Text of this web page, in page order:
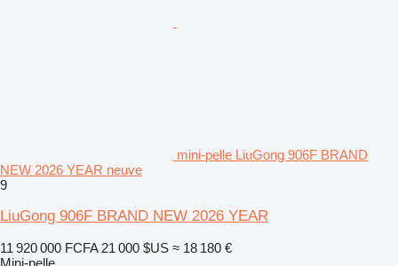
mini-pelle LiuGong 906F BRAND
NEW 2026 YEAR neuve
9
LiuGong 906F BRAND NEW 2026 YEAR
11 920 000 FCFA 21 000 $US ≈ 18 180 €
Mini-pelle